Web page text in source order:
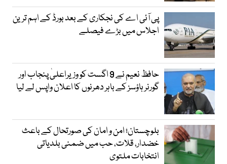
پی آئی اے کی نجکاری کے بعد بورڈ کے اہم ترین
اجلاس میں بڑے فیصلے
حافظ نعیم نے 9 اگست کو وزیراعلیٰ پنجاب اور
گورنر ہاؤسز کے باہر دھرنوں کا اعلان واپس لے لیا
بلوچستان؛ امن و امان کی صورتحال کے باعث
خضدار، قلات، حب میں ضمنی بلدیاتی
انتخابات ملتوی